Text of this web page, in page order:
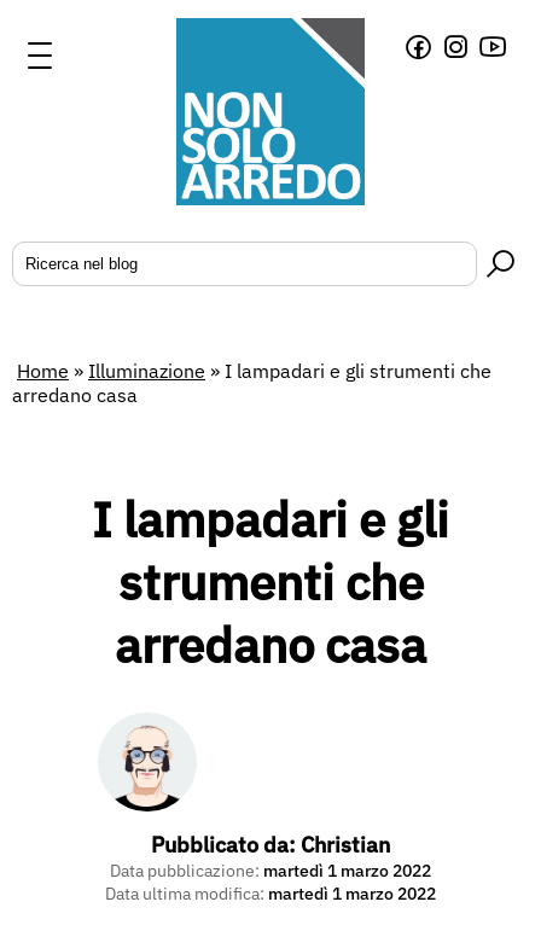
Home » Illuminazione » I lampadari e gli strumenti che
arredano casa
I lampadari e gli
strumenti che
arredano casa
Pubblicato da: Christian
Data pubblicazione: martedì 1 marzo 2022
Data ultima modifica: martedì 1 marzo 2022